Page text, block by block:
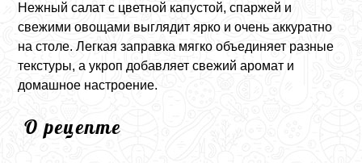
Нежный салат с цветной капустой, спаржей и
свежими овощами выглядит ярко и очень аккуратно
на столе. Легкая заправка мягко объединяет разные
текстуры, а укроп добавляет свежий аромат и
домашное настроение.
О рецепте